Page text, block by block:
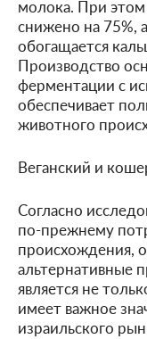
молока. При
снижено на 75%,
обогащается
Производство
ферментации с
обеспечивает
животного
Веганский и
Согласно
по-прежнему
происхождения,
альтернативные
является не
имеет важное
израильского